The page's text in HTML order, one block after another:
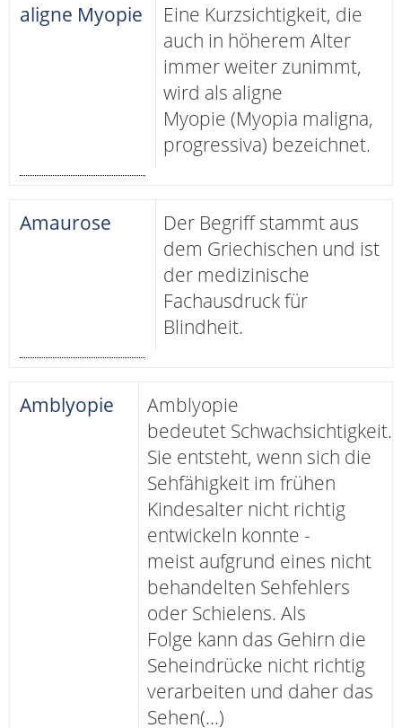
aligne Myopie
Eine Kurzsichtigkeit, die
auch in höherem Alter
immer weiter zunimmt,
wird als aligne
Myopie (Myopia maligna,
progressiva) bezeichnet.
Amaurose
Der Begriff stammt aus
dem Griechischen und ist
der medizinische
Fachausdruck für
Blindheit.
Amblyopie
Amblyopie
bedeutet Schwachsichtigkeit.
Sie entsteht, wenn sich die
Sehfähigkeit im frühen
Kindesalter nicht richtig
entwickeln konnte -
meist aufgrund eines nicht
behandelten Sehfehlers
oder Schielens. Als
Folge kann das Gehirn die
Seheindrücke nicht richtig
verarbeiten und daher das
Sehen(...)